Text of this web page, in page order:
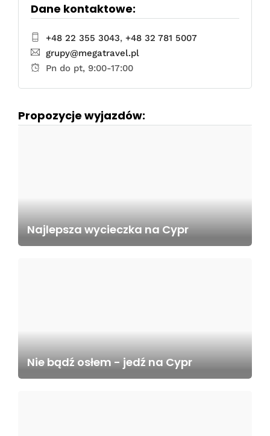
Dane kontaktowe:
+48 22 355 3043, +48 32 781 5007
grupy@megatravel.pl
Pn do pt, 9:00-17:00
Propozycje wyjazdów:
Najlepsza wycieczka na Cypr
Nie bądź osłem - jedź na Cypr